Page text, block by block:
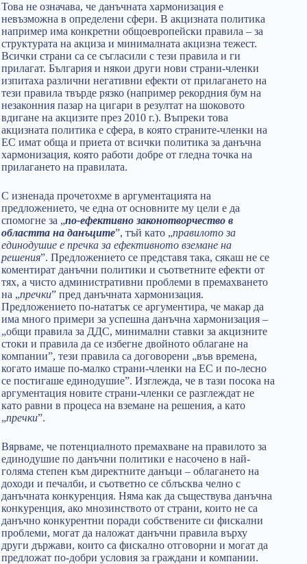
Това не означава, че данъчната хармонизация е
невъзможна в определени сфери. В акцизната политика
например има конкретни общоевропейски правила – за
структурата на акциза и минималната акцизна тежест.
Всички страни са се съгласили с тези правила и ги
прилагат. България и някои други нови страни-членки
изпитаха различни негативни ефекти от прилагането на
тези правила твърде рязко (например рекордния бум на
незаконния пазар на цигари в резултат на шоковото
вдигане на акцизите през 2010 г.). Въпреки това
акцизната политика е сфера, в която страните-членки на
ЕС имат обща и приета от всички политика за данъчна
хармонизация, която работи добре от гледна точка на
прилагането на правилата.
С изненада прочетохме в аргументацията на
предложението, че една от основните му цели е да
спомогне за „по-ефективно законотворчество в
областта на данъците”, тъй като „правилото за
единодушие е пречка за ефективното вземане на
решения”. Предложението се представя така, сякаш не се
коментират данъчни политики и съответните ефекти от
тях, а чисто административни проблеми в премахването
на „пречки” пред данъчната хармонизация.
Предложението по-нататък се аргументира, че макар да
има много примери за успешна данъчна хармонизация –
„общи правила за ДДС, минимални ставки за акцизните
стоки и правила да се избегне двойното облагане на
компании”, тези правила са договорени „във времена,
когато имаше по-малко страни-членки на ЕС и по-лесно
се постигаше единодушие”. Изглежда, че в тази посока на
аргументация новите страни-членки се разглеждат не
като равни в процеса на вземане на решения, а като
„пречки”.
Вярваме, че потенциалното премахване на правилото за
единодушие по данъчни политики е насочено в най-
голяма степен към директните данъци – облагането на
доходи и печалби, и съответно се сблъсква челно с
данъчната конкуренция. Няма как да съществува данъчна
конкуренция, ако мнозинството от страни, които не са
данъчно конкурентни поради собствените си фискални
проблеми, могат да наложат данъчни правила върху
други държави, които са фискално отговорни и могат да
предложат по-добри условия за граждани и компании.